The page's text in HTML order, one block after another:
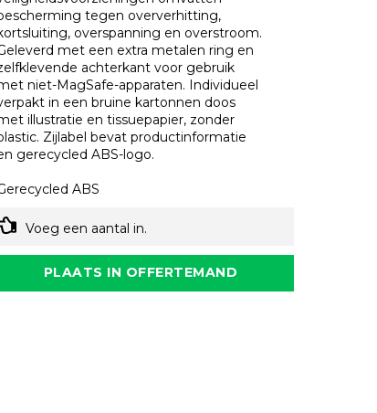
tegen oververhitting,
overspanning en overstroom.
met een extra metalen ring en
achterkant voor gebruik
niet-MagSafe-apparaten. Individueel
in een bruine kartonnen doos
illustratie en tissuepapier, zonder
Zijlabel bevat productinformatie
gerecycled ABS-logo.
ABS
Voeg een aantal in.
PLAATS IN OFFERTEMAND